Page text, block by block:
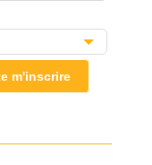
m'inscrire